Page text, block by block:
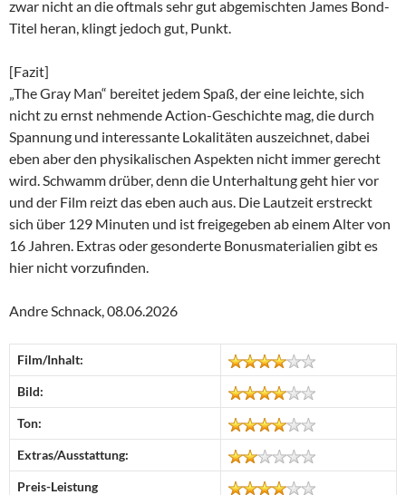
zwar nicht an die oftmals sehr gut abgemischten James Bond-
Titel heran, klingt jedoch gut, Punkt.
[Fazit]
„The Gray Man“ bereitet jedem Spaß, der eine leichte, sich
nicht zu ernst nehmende Action-Geschichte mag, die durch
Spannung und interessante Lokalitäten auszeichnet, dabei
eben aber den physikalischen Aspekten nicht immer gerecht
wird. Schwamm drüber, denn die Unterhaltung geht hier vor
und der Film reizt das eben auch aus. Die Lautzeit erstreckt
sich über 129 Minuten und ist freigegeben ab einem Alter von
16 Jahren. Extras oder gesonderte Bonusmaterialien gibt es
hier nicht vorzufinden.
Andre Schnack, 08.06.2026
Film/Inhalt:
Bild:
Ton:
Extras/Ausstattung:
Preis-Leistung